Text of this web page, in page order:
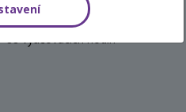
88 vyučovacích hodin